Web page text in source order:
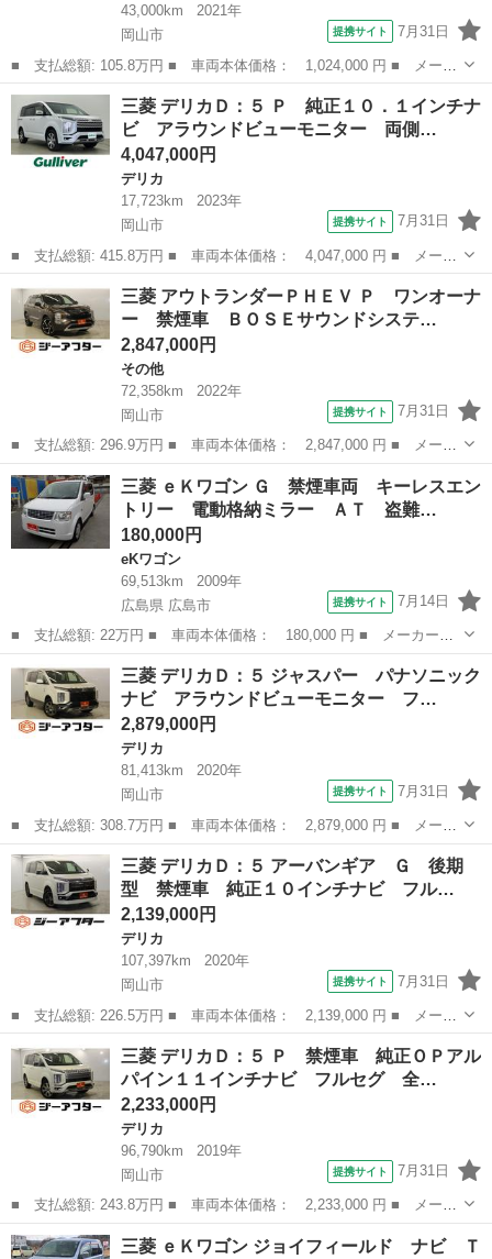
43,000km
2021年
岡山市
提携サイト 7月31日
■ 支払総額: 105.8万円 ■ 車両本体価格： 1,024,000 円 ■ メーカ
ー名： 三菱 ■ 車種名： ｅＫスペース ■ グレード名： Ｇ ９
型ナビ 全方位モニター シートヒーター 禁煙車 ９型ナビ フル
セグＴＶ...
岡山 岡山市 その他
三菱 デリカＤ：５ Ｐ 純正１０．１インチナ
ビ アラウンドビューモニター 両側…
4,047,000円
デリカ
17,723km
2023年
岡山市
提携サイト 7月31日
■ 支払総額: 415.8万円 ■ 車両本体価格： 4,047,000 円 ■ メーカ
ー名： 三菱 ■ 車種名： デリカＤ：５ ■ グレード名： Ｐ 純
正１０．１インチナビ アラウンドビューモニター 両側パワースラ
イドドア...
岡山 岡山市 デリカ
三菱 アウトランダーＰＨＥＶ Ｐ ワンオーナ
ー 禁煙車 ＢＯＳＥサウンドシステ…
2,847,000円
その他
72,358km
2022年
岡山市
提携サイト 7月31日
■ 支払総額: 296.9万円 ■ 車両本体価格： 2,847,000 円 ■ メーカ
ー名： 三菱 ■ 車種名： アウトランダーＰＨＥＶ ■ グレード
名： Ｐ ワンオーナー 禁煙車 ＢＯＳＥサウンドシステム 黒革
シート 純...
岡山 岡山市 その他
三菱 ｅＫワゴン Ｇ 禁煙車両 キーレスエン
トリー 電動格納ミラー ＡＴ 盗難…
180,000円
eKワゴン
69,513km
2009年
広島県 広島市
提携サイト 7月14日
■ 支払総額: 22万円 ■ 車両本体価格： 180,000 円 ■ メーカー
名： 三菱 ■ 車種名： ｅＫワゴン ■ グレード名： Ｇ 禁煙車
両 キーレスエントリー 電動格納ミラー ＡＴ 盗難防止システ
ム ＡＢＳ ＣＤ ...
広島 広島市 eKワゴン
三菱 デリカＤ：５ ジャスパー パナソニック
ナビ アラウンドビューモニター フ…
2,879,000円
デリカ
81,413km
2020年
岡山市
提携サイト 7月31日
■ 支払総額: 308.7万円 ■ 車両本体価格： 2,879,000 円 ■ メーカ
ー名： 三菱 ■ 車種名： デリカＤ：５ ■ グレード名： ジャス
パー パナソニックナビ アラウンドビューモニター フルセグ ア
ダプティ...
岡山 岡山市 デリカ
三菱 デリカＤ：５ アーバンギア Ｇ 後期
型 禁煙車 純正１０インチナビ フル…
2,139,000円
デリカ
107,397km
2020年
岡山市
提携サイト 7月31日
■ 支払総額: 226.5万円 ■ 車両本体価格： 2,139,000 円 ■ メーカ
ー名： 三菱 ■ 車種名： デリカＤ：５ ■ グレード名： アーバ
ンギア Ｇ 後期型 禁煙車 純正１０インチナビ フルセグ バッ
クカメラ...
岡山 岡山市 デリカ
三菱 デリカＤ：５ Ｐ 禁煙車 純正ＯＰアル
パイン１１インチナビ フルセグ 全…
2,233,000円
デリカ
96,790km
2019年
岡山市
提携サイト 7月31日
■ 支払総額: 243.8万円 ■ 車両本体価格： 2,233,000 円 ■ メーカ
ー名： 三菱 ■ 車種名： デリカＤ：５ ■ グレード名： Ｐ 禁
煙車 純正ＯＰアルパイン１１インチナビ フルセグ 全周囲カメ
岡山 岡山市 デリカ
三菱 ｅＫワゴン ジョイフィールド ナビ Ｔ